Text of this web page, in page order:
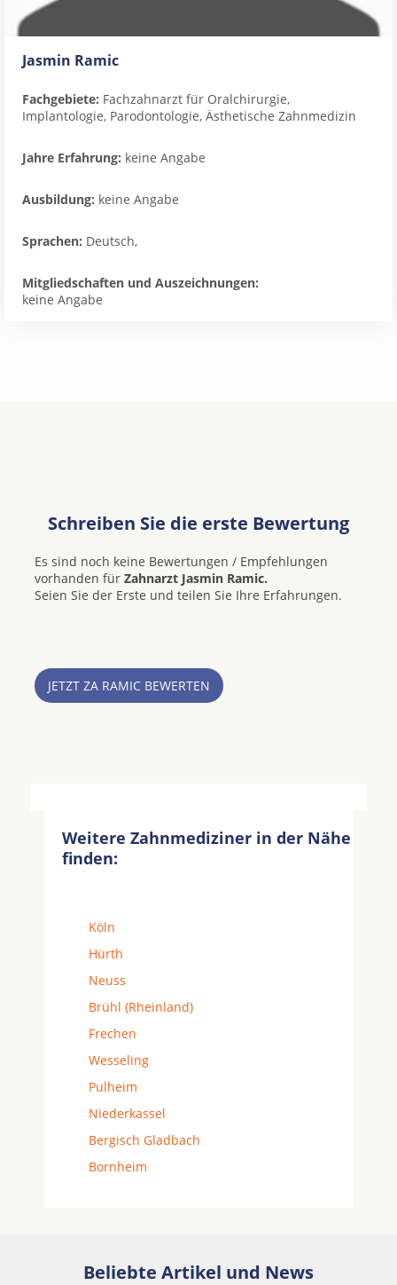
Jasmin Ramic
Fachgebiete: Fachzahnarzt für Oralchirurgie,
Implantologie, Parodontologie, Ästhetische Zahnmedizin
Jahre Erfahrung: keine Angabe
Ausbildung: keine Angabe
Sprachen: Deutsch,
Mitgliedschaften und Auszeichnungen:
keine Angabe
Schreiben Sie die erste Bewertung
Es sind noch keine Bewertungen / Empfehlungen
vorhanden für Zahnarzt Jasmin Ramic.
Seien Sie der Erste und teilen Sie Ihre Erfahrungen.
JETZT ZA RAMIC BEWERTEN
Weitere Zahnmediziner in der Nähe
finden:
Köln
Hürth
Neuss
Brühl (Rheinland)
Frechen
Wesseling
Pulheim
Niederkassel
Bergisch Gladbach
Bornheim
Beliebte Artikel und News